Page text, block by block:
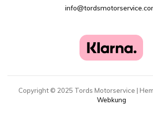
Copyright © 2025 Tords Motorservice |
Webkung